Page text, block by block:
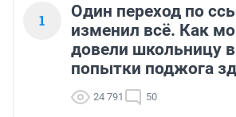
1
Один переход по
изменил всё. Как
довели школьницу
попытки поджога
24 791 50